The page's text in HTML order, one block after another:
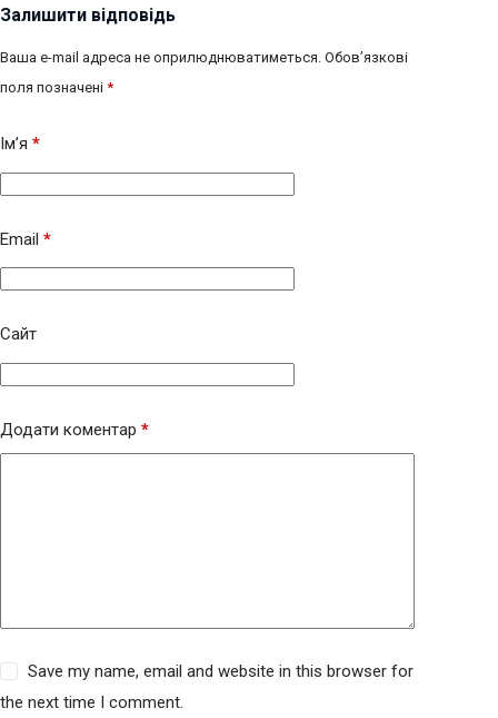
Залишити відповідь
Ваша e-mail адреса не оприлюднюватиметься. Обов’язкові
поля позначені *
Ім’я *
Email *
Сайт
Додати коментар *
Save my name, email and website in this browser for
the next time I comment.